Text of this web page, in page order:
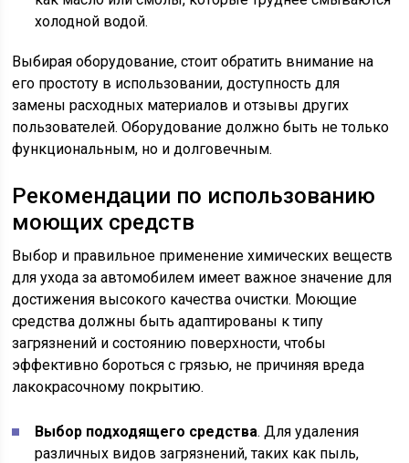
холодной водой.
Выбирая оборудование, стоит обратить внимание на
его простоту в использовании, доступность для
замены расходных материалов и отзывы других
пользователей. Оборудование должно быть не только
функциональным, но и долговечным.
Рекомендации по использованию
моющих средств
Выбор и правильное применение химических веществ
для ухода за автомобилем имеет важное значение для
достижения высокого качества очистки. Моющие
средства должны быть адаптированы к типу
загрязнений и состоянию поверхности, чтобы
эффективно бороться с грязью, не причиняя вреда
лакокрасочному покрытию.
Выбор подходящего средства. Для удаления
различных видов загрязнений, таких как пыль,